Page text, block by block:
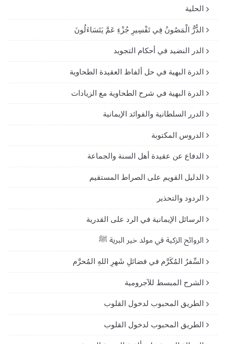
الحلية
الدُّرُّ الْمَصُونُ فِي تَفْسِيرِ جُزْءِ عَمَّ يَتَسَاءَلُونَ
الدر النضيد في أحكام التجويد
الدرة البهية في حل ألفاظ العقيدة الطحاوية
الدرة البهية في شرح الطحاوية مع الزيادات
الدرر السلطانية والفوائد الإيمانية
الدروس المكتوبة
الدفاع عن عقيدة أهل السنة والجماعة
الدليل القويم على الصراط المستقيم
الردود والتحذير
الرسائل الإيمانية في الرد على القدرية
الروائح الزكية في مولد خير البرية ﷺ
السِّفرُ المُكَرَّم في فضائلِ شَهرِ اللهِ المُحرَّم
الشرح المبسط للآجرومية
الطريق المحبوب لدخول القلوب
الطريق المحبوب لدخول القلوب